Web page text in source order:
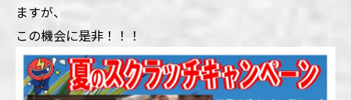
ますが、
この機会に是非！！！